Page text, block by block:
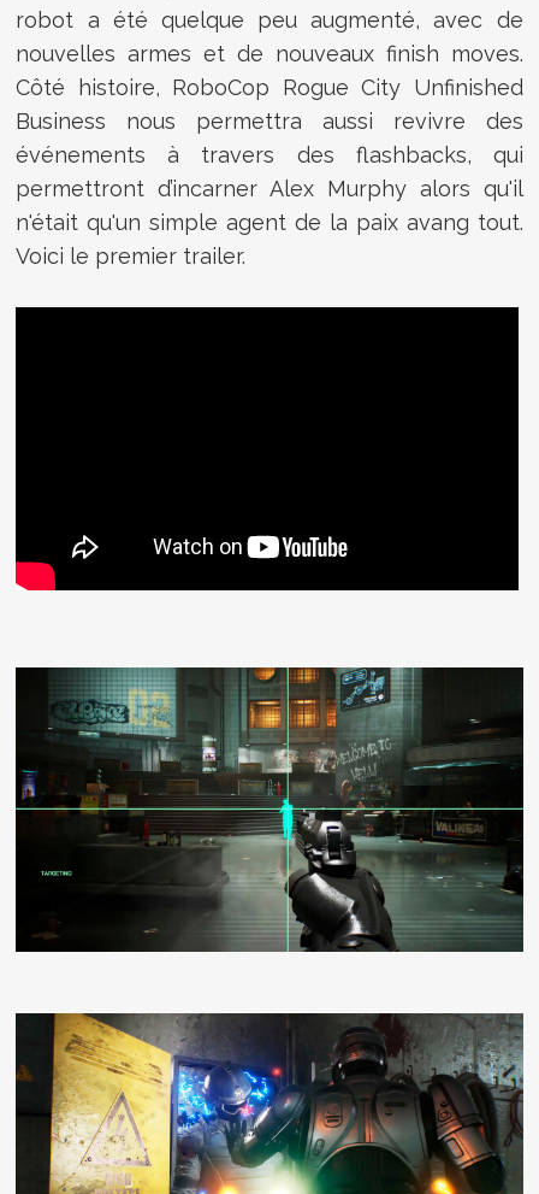
robot a été quelque peu augmenté, avec de
nouvelles armes et de nouveaux finish moves.
Côté histoire, RoboCop Rogue City Unfinished
Business nous permettra aussi revivre des
événements à travers des flashbacks, qui
permettront d’incarner Alex Murphy alors qu'il
n'était qu'un simple agent de la paix avang tout.
Voici le premier trailer.